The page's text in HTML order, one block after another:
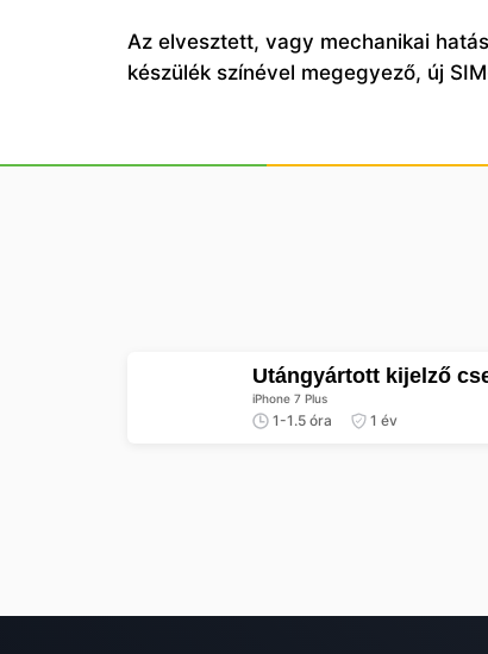
Az elvesztett, vagy mechanikai
készülék színével megegyező, új
Utángyártott kijelző
iPhone 7 Plus
1-1.5 óra 1 év